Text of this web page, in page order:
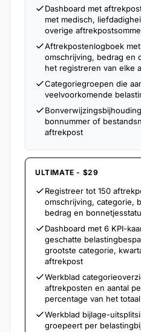
Dashboard met
met medisch,
overige
Aftrekpostenlogboek
omschrijving, bedrag en
het registreren van elke
Categoriegroepen die
veelvoorkomende
bonnummer of
aftrekpost
ULTIMATE - $29
Registreer tot 150
omschrijving, categorie,
bedrag en
Dashboard met 6 KPI-
geschatte
grootste categorie,
aftrekpost
Werkblad
aftrekposten en aantal
percentage van het totaal
Werkblad bijlage-
groepeert per